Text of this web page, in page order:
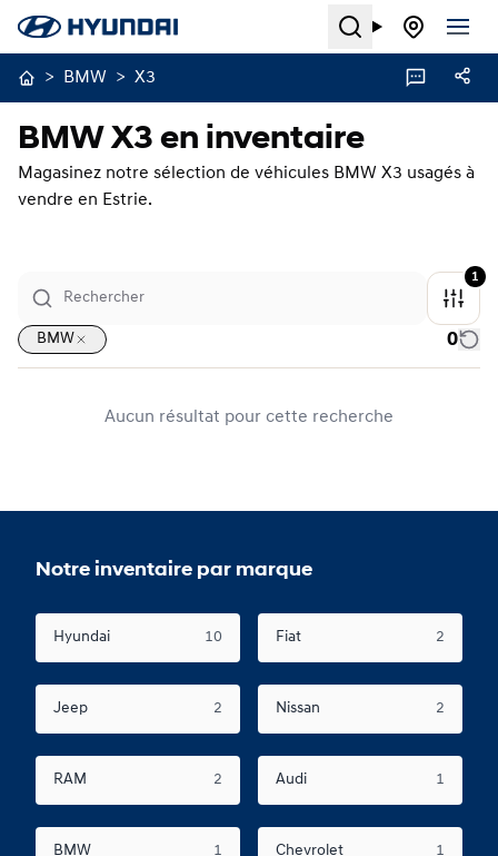
Search
> BMW > X3
BMW X3 en inventaire
Magasinez notre sélection de véhicules BMW X3 usagés à
vendre en Estrie.
1
BMW 0
Aucun résultat pour cette recherche
Notre inventaire par marque
Hyundai 10 Fiat 2
Jeep 2 Nissan 2
RAM 2 Audi 1
BMW 1 Chevrolet 1